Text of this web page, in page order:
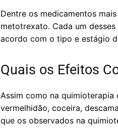
Dentre os medicamentos
metotrexato. Cada um
acordo com o tipo e estágio
Quais os Efeitos
Assim como na
vermelhidão, coceira,
que os observados na